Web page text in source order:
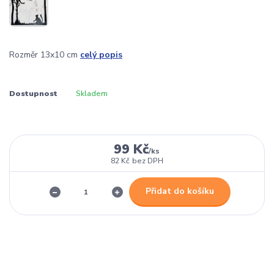
Rozměr 13x10 cm celý popis
Dostupnost Skladem
99 Kč/ks
82 Kč bez DPH
Přidat do košíku